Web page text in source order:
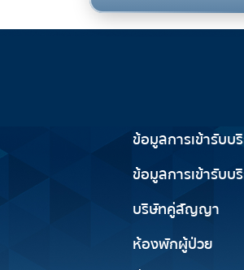
ข้อมูลการเข้ารับ
ข้อมูลการเข้ารับบ
บริษัทคู่สัญญา
ห้องพักผู้ป่วย